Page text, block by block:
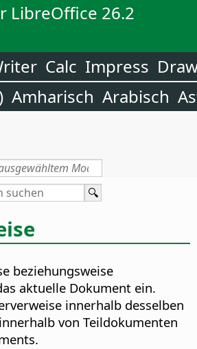
LibreOffice 26.2
Calc Impress
Amharisch Arabisch
beziehungsweise
aktuelle Dokument ein.
innerhalb desselben
von Teildokumenten